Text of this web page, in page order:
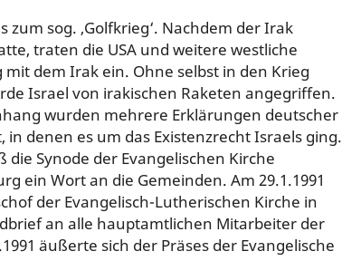
zum sog. ‚Golfkrieg‘. Nachdem der Irak
traten die USA und weitere westliche
dem Irak ein. Ohne selbst in den Krieg
Israel von irakischen Raketen angegriffen.
wurden mehrere Erklärungen deutscher
denen es um das Existenzrecht Israels ging.
die Synode der Evangelischen Kirche
ein Wort an die Gemeinden. Am 29.1.1991
der Evangelisch-Lutherischen Kirche in
an alle hauptamtlichen Mitarbeiter der
äußerte sich der Präses der Evangelische